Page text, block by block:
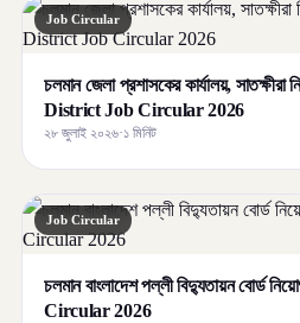
Job Circular
চলমান জেলা প্রশাসকের কার্যালয়,
District Job Circular 2026
২৮ জুলাই ২০২৬·১ মিনিট
Job Circular
চলমান বাংলাদেশ পল্লী বিদ্যুতায়ন বোর্ড
Circular 2026